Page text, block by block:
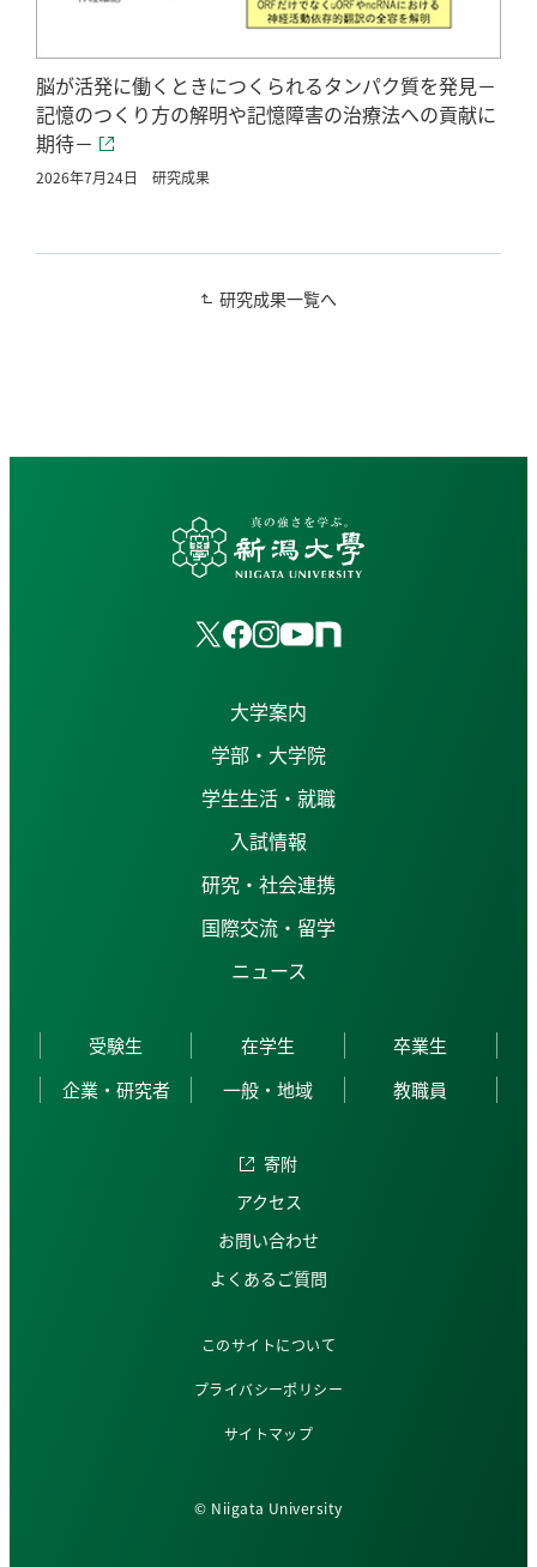
脳が活発に働くときにつくられるタンパク質を発見－
記憶のつくり方の解明や記憶障害の治療法への貢献に
期待－
2026年7月24日 研究成果
研究成果一覧へ
大学案内
学部・大学院
学生生活・就職
入試情報
研究・社会連携
国際交流・留学
ニュース
受験生 在学生
卒業生
企業・研究者
一般・地域 教職員
寄附
アクセス
お問い合わせ
よくあるご質問
このサイトについて
プライバシーポリシー
サイトマップ
© Niigata University